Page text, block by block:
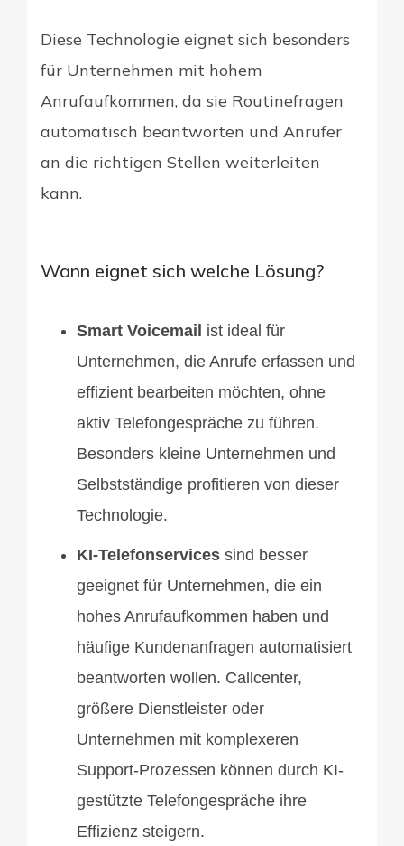
Diese Technologie eignet sich besonders
für Unternehmen mit hohem
Anrufaufkommen, da sie Routinefragen
automatisch beantworten und Anrufer
an die richtigen Stellen weiterleiten
kann.
Wann eignet sich welche Lösung?
Smart Voicemail ist ideal für
Unternehmen, die Anrufe erfassen und
effizient bearbeiten möchten, ohne
aktiv Telefongespräche zu führen.
Besonders kleine Unternehmen und
Selbstständige profitieren von dieser
Technologie.
KI-Telefonservices sind besser
geeignet für Unternehmen, die ein
hohes Anrufaufkommen haben und
häufige Kundenanfragen automatisiert
beantworten wollen. Callcenter,
größere Dienstleister oder
Unternehmen mit komplexeren
Support-Prozessen können durch KI-
gestützte Telefongespräche ihre
Effizienz steigern.